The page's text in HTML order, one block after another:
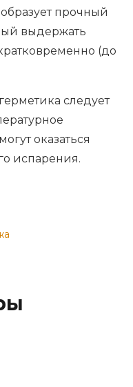
прочный
выдержать
(до
следует
оказаться
испарения.